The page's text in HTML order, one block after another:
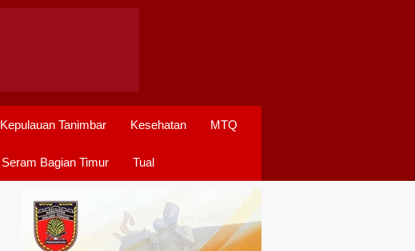
Kepulauan Tanimbar Kesehatan MTQ
Seram Bagian Timur Tual